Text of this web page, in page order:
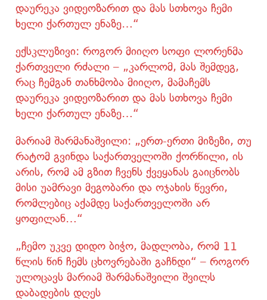
დაურეკა ვიდეოზარით და მას სთხოვა ჩემი
ხელი ქართულ ენაზე…“
ექსკლუზივი: როგორ მიიღო სოფი ლორენმა
ქართველი რძალი – „კარლომ, მას შემდეგ,
რაც ჩემგან თანხმობა მიიღო, მამაჩემს
დაურეკა ვიდეოზარით და მას სთხოვა ჩემი
ხელი ქართულ ენაზე…“
მარიამ შარმანაშვილი: „ერთ-ერთი მიზეზი, თუ
რატომ გვინდა საქართველოში ქორწილი, ის
არის, რომ ამ გზით ჩვენს ქვეყანას გაიცნობს
მისი უამრავი მეგობარი და ოჯახის წევრი,
რომლებიც აქამდე საქართველოში არ
ყოფილან…“
„ჩემო უკვე დიდო ბიჭო, მადლობა, რომ 11
წლის წინ ჩემს ცხოვრებაში გაჩნდი“ – როგორ
ულოცავს მარიამ შარმანაშვილი შვილს
დაბადების დღეს